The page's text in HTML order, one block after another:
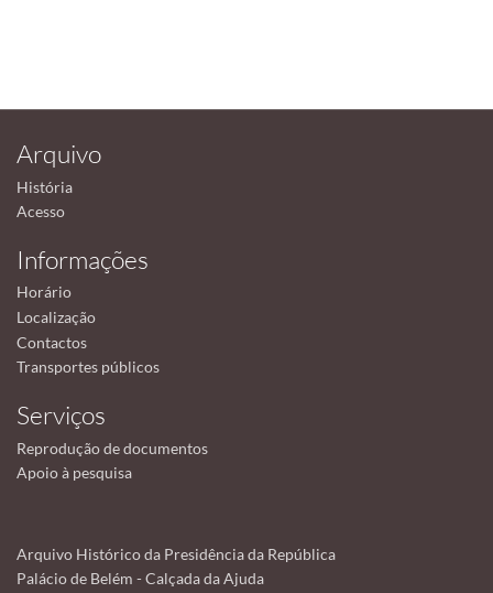
Arquivo
História
Acesso
Informações
Horário
Localização
Contactos
Transportes públicos
Serviços
Reprodução de documentos
Apoio à pesquisa
Arquivo Histórico da Presidência da República
Palácio de Belém - Calçada da Ajuda